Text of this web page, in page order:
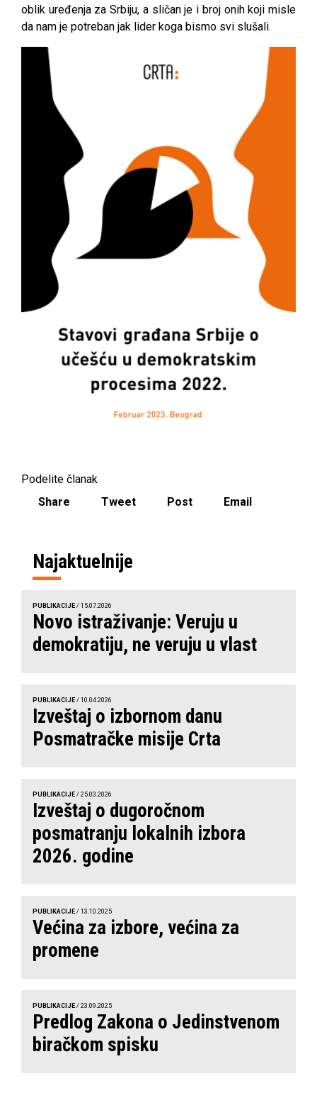
oblik uređenja za Srbiju, a sličan je i broj onih koji misle
da nam je potreban jak lider koga bismo svi slušali.
Podelite članak
Share
Tweet Post Email
Najaktuelnije
PUBLIKACIJE / 15.07.2026
Novo istraživanje: Veruju u
demokratiju, ne veruju u vlast
PUBLIKACIJE / 10.04.2026
Izveštaj o izbornom danu
Posmatračke misije Crta
PUBLIKACIJE / 25.03.2026
Izveštaj o dugoročnom
posmatranju lokalnih izbora
2026. godine
PUBLIKACIJE / 13.10.2025
Većina za izbore, većina za
promene
PUBLIKACIJE / 23.09.2025
Predlog Zakona o Jedinstvenom
biračkom spisku